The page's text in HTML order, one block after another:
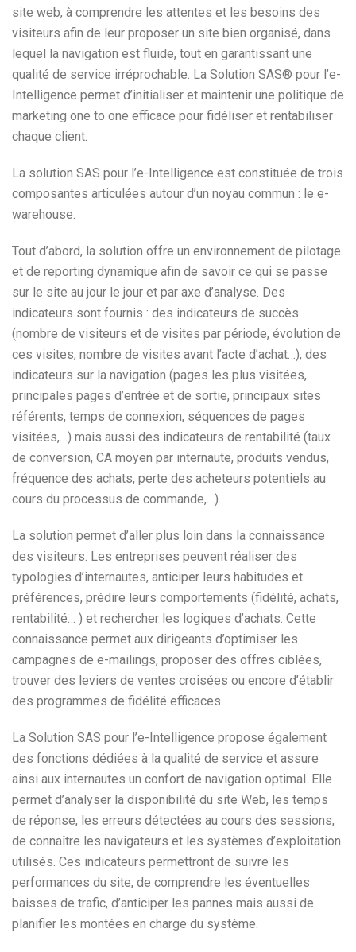
site web, à comprendre les attentes et les besoins des
visiteurs afin de leur proposer un site bien organisé, dans
lequel la navigation est fluide, tout en garantissant une
qualité de service irréprochable. La Solution SAS® pour l’e-
Intelligence permet d’initialiser et maintenir une politique de
marketing one to one efficace pour fidéliser et rentabiliser
chaque client.
La solution SAS pour l’e-Intelligence est constituée de trois
composantes articulées autour d’un noyau commun : le e-
warehouse.
Tout d’abord, la solution offre un environnement de pilotage
et de reporting dynamique afin de savoir ce qui se passe
sur le site au jour le jour et par axe d’analyse. Des
indicateurs sont fournis : des indicateurs de succès
(nombre de visiteurs et de visites par période, évolution de
ces visites, nombre de visites avant l’acte d’achat…), des
indicateurs sur la navigation (pages les plus visitées,
principales pages d’entrée et de sortie, principaux sites
référents, temps de connexion, séquences de pages
visitées,…) mais aussi des indicateurs de rentabilité (taux
de conversion, CA moyen par internaute, produits vendus,
fréquence des achats, perte des acheteurs potentiels au
cours du processus de commande,…).
La solution permet d’aller plus loin dans la connaissance
des visiteurs. Les entreprises peuvent réaliser des
typologies d’internautes, anticiper leurs habitudes et
préférences, prédire leurs comportements (fidélité, achats,
rentabilité… ) et rechercher les logiques d’achats. Cette
connaissance permet aux dirigeants d’optimiser les
campagnes de e-mailings, proposer des offres ciblées,
trouver des leviers de ventes croisées ou encore d’établir
des programmes de fidélité efficaces.
La Solution SAS pour l’e-Intelligence propose également
des fonctions dédiées à la qualité de service et assure
ainsi aux internautes un confort de navigation optimal. Elle
permet d’analyser la disponibilité du site Web, les temps
de réponse, les erreurs détectées au cours des sessions,
de connaître les navigateurs et les systèmes d’exploitation
utilisés. Ces indicateurs permettront de suivre les
performances du site, de comprendre les éventuelles
baisses de trafic, d’anticiper les pannes mais aussi de
planifier les montées en charge du système.